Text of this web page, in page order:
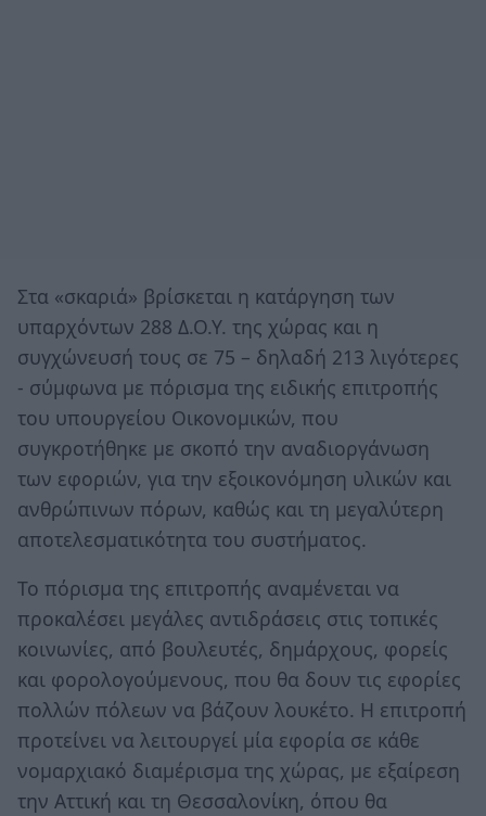
Στα «σκαριά» βρίσκεται η κατάργηση των
υπαρχόντων 288 Δ.Ο.Υ. της χώρας και η
συγχώνευσή τους σε 75 – δηλαδή 213 λιγότερες
- σύμφωνα με πόρισμα της ειδικής επιτροπής
του υπουργείου Οικονομικών, που
συγκροτήθηκε με σκοπό την αναδιοργάνωση
των εφοριών, για την εξοικονόμηση υλικών και
ανθρώπινων πόρων, καθώς και τη μεγαλύτερη
αποτελεσματικότητα του συστήματος.
Το πόρισμα της επιτροπής αναμένεται να
προκαλέσει μεγάλες αντιδράσεις στις τοπικές
κοινωνίες, από βουλευτές, δημάρχους, φορείς
και φορολογούμενους, που θα δουν τις εφορίες
πολλών πόλεων να βάζουν λουκέτο. Η επιτροπή
προτείνει να λειτουργεί μία εφορία σε κάθε
νομαρχιακό διαμέρισμα της χώρας, με εξαίρεση
την Αττική και τη Θεσσαλονίκη, όπου θα